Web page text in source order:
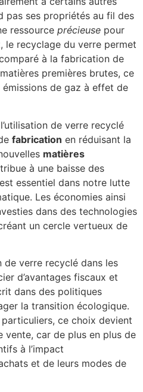
pas ses propriétés au fil des
ressource précieuse pour
le recyclage du verre permet
à la fabrication de
premières brutes, ce
de gaz à effet de
de verre recyclé
fabrication en réduisant la
matières
à une baisse des
essentiel dans notre lutte
Les économies ainsi
dans des technologies
un cercle vertueux de
de verre recyclé dans les
d’avantages fiscaux et
dans des politiques
la transition écologique.
ce choix devient
vente, car de plus en plus de
à l’impact
et de leurs modes de